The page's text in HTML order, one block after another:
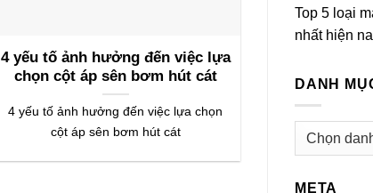
4 yếu tố ảnh hưởng đến việc lựa
chọn cột áp sên bơm hút cát
4 yếu tố ảnh hưởng đến việc lựa chọn
cột áp sên bơm hút cát
Top 5 loại
nhất hiện
DANH
Danh
META